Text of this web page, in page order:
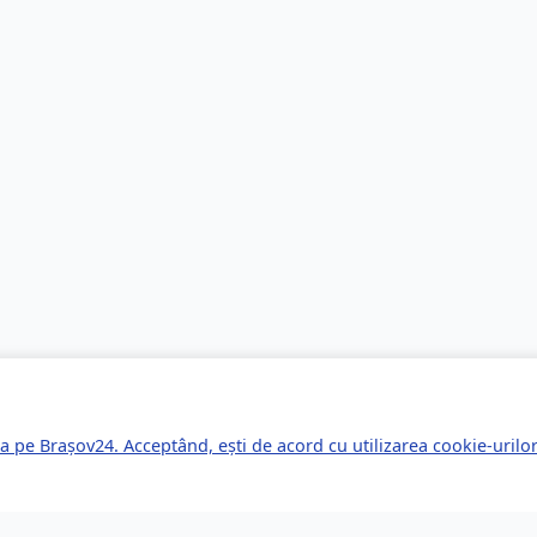
Brașov24. Acceptând, ești de acord cu utilizarea cookie-